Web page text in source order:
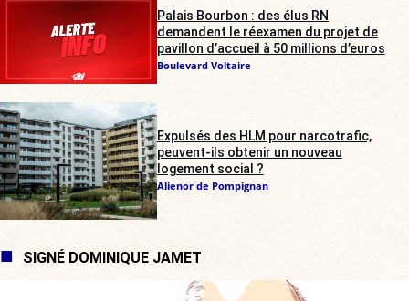
Palais Bourbon : des élus RN
demandent le réexamen du projet de
pavillon d’accueil à 50 millions d’euros
Boulevard Voltaire
Expulsés des HLM pour narcotrafic,
peuvent-ils obtenir un nouveau
logement social ?
Alienor de Pompignan
SIGNÉ DOMINIQUE JAMET